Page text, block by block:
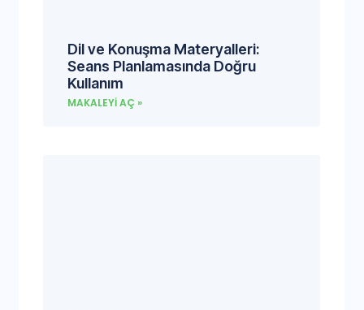
Dil ve Konuşma Materyalleri:
Seans Planlamasında Doğru
Kullanım
MAKALEYI AÇ »